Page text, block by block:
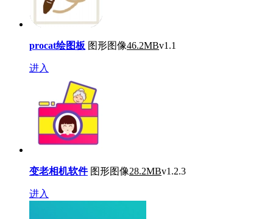
procat绘图板 图形图像46.2MBv1.1
进入
变老相机软件 图形图像28.2MBv1.2.3
进入